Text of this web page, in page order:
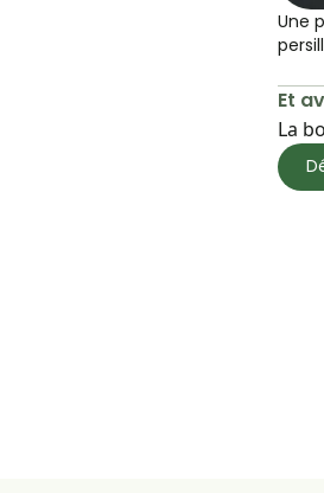
Une
Et
La